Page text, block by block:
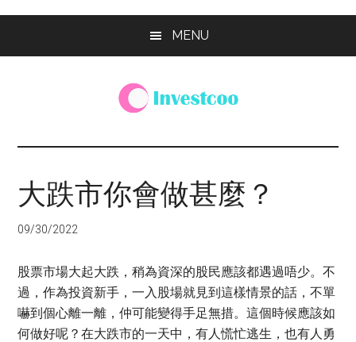
MENU
Investcoo
個
活
的
資
網
站
大跌市你會做甚麼？
09/30/2022
股票市場大起大跌，稍為資深的股民應該都遇過唔少。不
過，作為投資新手，一入股場就見到這樣情景的話，不單
嚇到個心離一離，仲可能變得手足無措。這個時候應該如
何做好呢？在大跌市的一天中，有人慌忙逃生，也有人勇